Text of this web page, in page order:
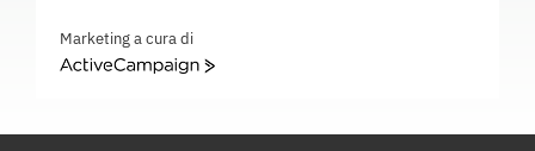
GINOCCHIERA GEL – EN 14404: Tipo 1 Livello 0 – PN90713
Marketing a cura di
ActiveCampaign